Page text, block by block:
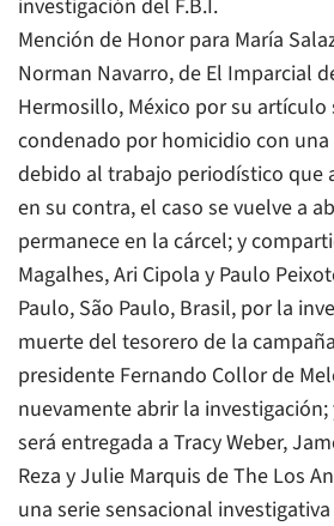
investigación del F.B.I.
Mención de Honor para María
Norman Navarro, de El Imparcial
Hermosillo, México por su
condenado por homicidio con
debido al trabajo periodístico que
en su contra, el caso se vuelve a
permanece en la cárcel; y
Magalhes, Ari Cipola y Paulo
Paulo, São Paulo, Brasil, por la
muerte del tesorero de la
presidente Fernando Collor de
nuevamente abrir la
será entregada a Tracy Weber,
Reza y Julie Marquis de The Los
una serie sensacional